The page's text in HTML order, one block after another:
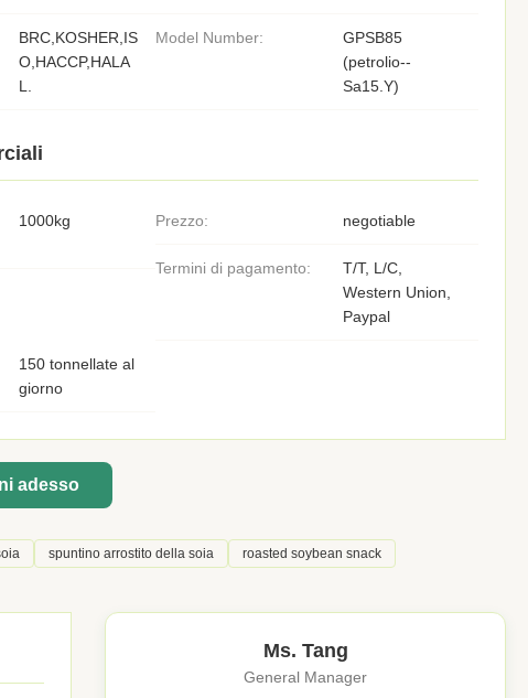
BRC,KOSHER,IS
O,HACCP,HALA
L.
Model Number:
GPSB85
(petrolio--
Sa15.Y)
1000kg Prezzo: negotiable
Termini di pagamento:
T/T, L/C,
Western Union,
Paypal
150 tonnellate al
giorno
adesso
spuntino arrostito della soia roasted soybean snack
Ms. Tang
General Manager